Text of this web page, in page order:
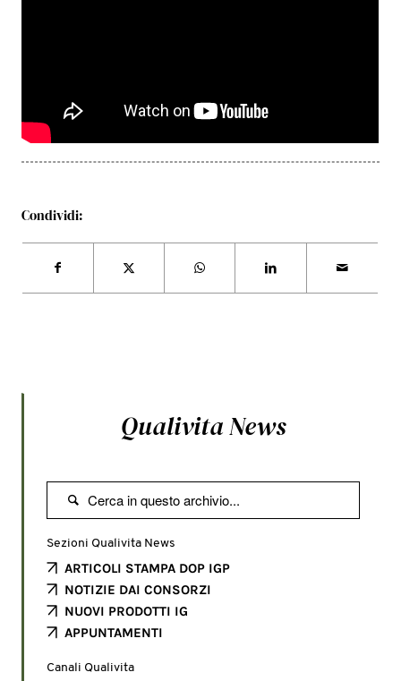
Condividi:
Qualivita News

Sezioni Qualivita News
ARTICOLI STAMPA DOP IGP
NOTIZIE DAI CONSORZI
NUOVI PRODOTTI IG
APPUNTAMENTI
Canali Qualivita